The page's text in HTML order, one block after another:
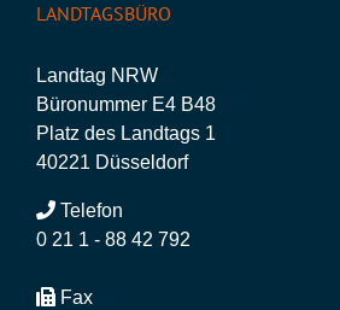
LANDTAGSBÜRO
Landtag NRW
Büronummer E4 B48
Platz des Landtags 1
40221 Düsseldorf
Telefon
0 21 1 - 88 42 792
Fax